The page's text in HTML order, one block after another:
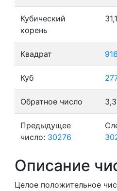
Кубический
корень
Квадрат
Куб
Обратное число
Предыдущее
число: 30276
Описание
Целое положительное